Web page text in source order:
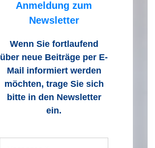
Anmeldung zum
Newsletter
Wenn Sie fortlaufend
über neue Beiträge per E-
Mail informiert werden
möchten, trage Sie sich
bitte in den Newsletter
ein.